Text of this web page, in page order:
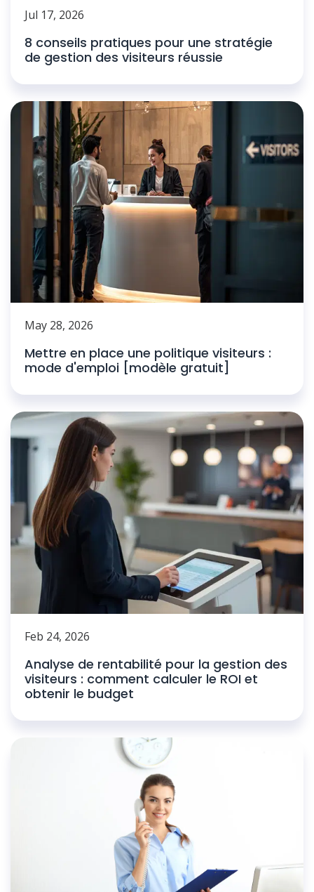
Jul 17, 2026
8 conseils pratiques pour une stratégie
de gestion des visiteurs réussie
May 28, 2026
Mettre en place une politique visiteurs :
mode d'emploi [modèle gratuit]
Feb 24, 2026
Analyse de rentabilité pour la gestion des
visiteurs : comment calculer le ROI et
obtenir le budget